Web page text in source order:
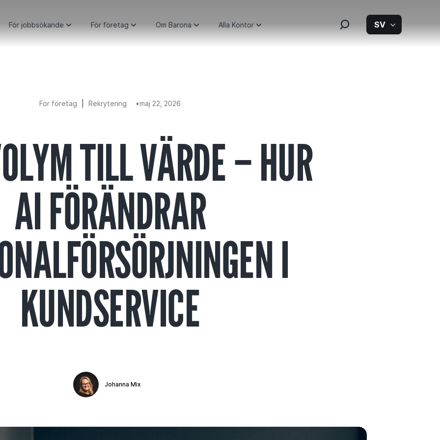
För jobbsökande För företag Om Barona Alla Kontor SV
För företag Rekrytering maj 22, 2026
TILL VÄRDE – HUR
AI FÖRÄNDRAR
I
KUNDSERVICE
Johanna Mix